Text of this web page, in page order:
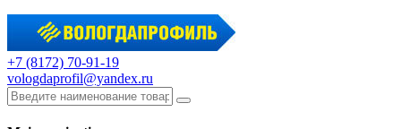
+7 (8172) 70-91-19
vologdaprofil@yandex.ru